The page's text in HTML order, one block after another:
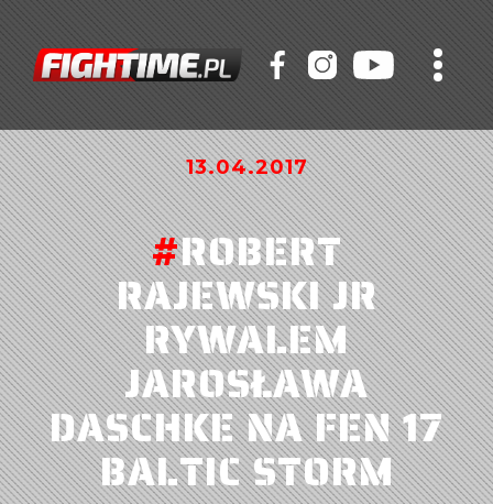
13.04.2017
#ROBERT
RAJEWSKI JR
RYWALEM
JAROSŁAWA
DASCHKE NA FEN 17
BALTIC STORM